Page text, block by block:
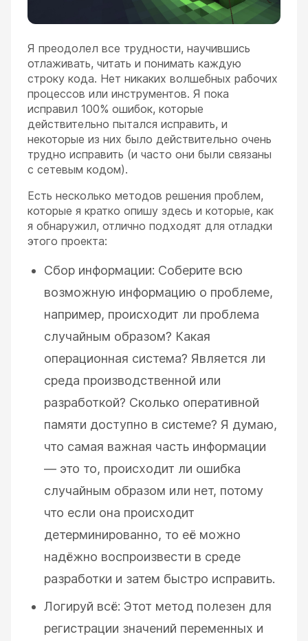
Я преодолел все трудности, научившись
отлаживать, читать и понимать каждую
строку кода. Нет никаких волшебных рабочих
процессов или инструментов. Я пока
исправил 100% ошибок, которые
действительно пытался исправить, и
некоторые из них было действительно очень
трудно исправить (и часто они были связаны
с сетевым кодом).
Есть несколько методов решения проблем,
которые я кратко опишу здесь и которые, как
я обнаружил, отлично подходят для отладки
этого проекта:
Сбор информации: Соберите всю
возможную информацию о проблеме,
например, происходит ли проблема
случайным образом? Какая
операционная система? Является ли
среда производственной или
разработкой? Сколько оперативной
памяти доступно в системе? Я думаю,
что самая важная часть информации
— это то, происходит ли ошибка
случайным образом или нет, потому
что если она происходит
детерминированно, то её можно
надёжно воспроизвести в среде
разработки и затем быстро исправить.
Логируй всё: Этот метод полезен для
регистрации значений переменных и